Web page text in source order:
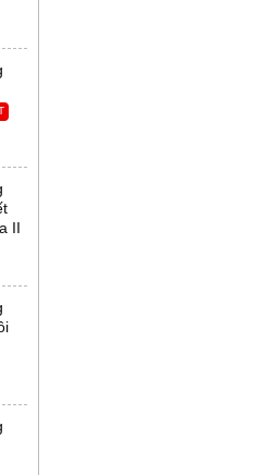
II